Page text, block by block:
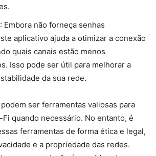
: Embora não forneça senhas
aplicativo ajuda a otimizar a conexão
quais canais estão menos
Isso pode ser útil para melhorar a
da sua rede.
ser ferramentas valiosas para
quando necessário. No entanto, é
ferramentas de forma ética e legal,
e a propriedade das redes.